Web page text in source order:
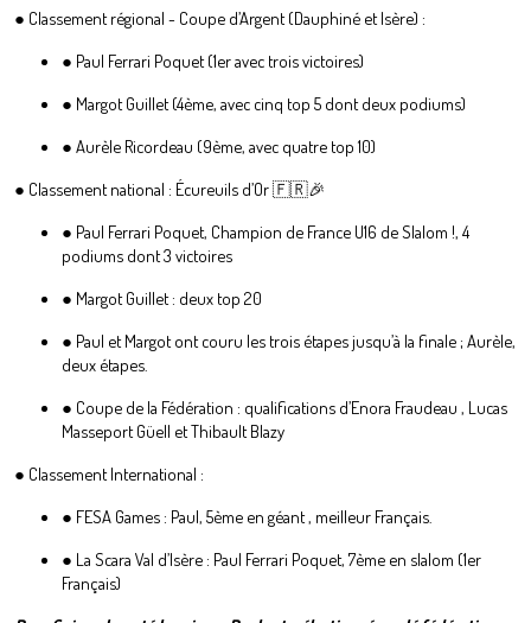
● Classement régional - Coupe d’Argent (Dauphiné et Isère) :
● Paul Ferrari Poquet (1er avec trois victoires)
● Margot Guillet (4ème, avec cinq top 5 dont deux podiums)
● Aurèle Ricordeau (9ème, avec quatre top 10)
● Classement national : Écureuils d’Or 🇫🇷🎉
● Paul Ferrari Poquet, Champion de France U16 de Slalom !, 4
podiums dont 3 victoires
● Margot Guillet : deux top 20
● Paul et Margot ont couru les trois étapes jusqu’à la finale ; Aurèle,
deux étapes.
● Coupe de la Fédération : qualifications d’Enora Fraudeau , Lucas
Masseport Güell et Thibault Blazy
● Classement International :
● FESA Games : Paul, 5ème en géant , meilleur Français.
● La Scara Val d’Isère : Paul Ferrari Poquet, 7ème en slalom (1er
Français)